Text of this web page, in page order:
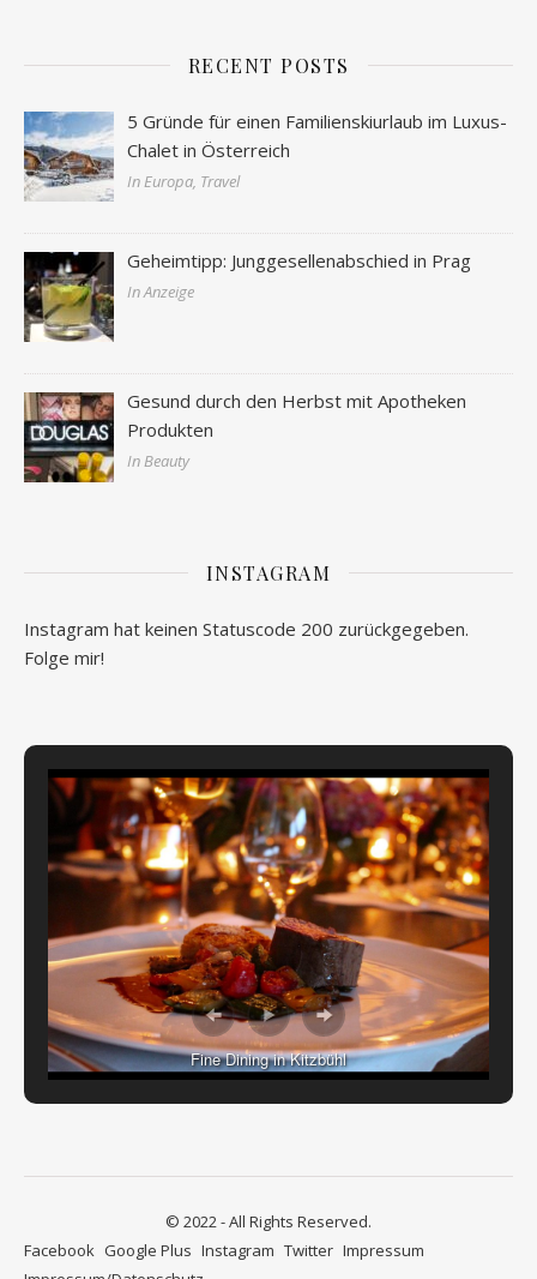
RECENT POSTS
5 Gründe für einen Familienskiurlaub im Luxus-
Chalet in Österreich
In Europa, Travel
Geheimtipp: Junggesellenabschied in Prag
In Anzeige
Gesund durch den Herbst mit Apotheken
Produkten
In Beauty
INSTAGRAM
Instagram hat keinen Statuscode 200 zurückgegeben.
Folge mir!
Fine Dining in Kitzbühl
© 2022 - All Rights Reserved.
Facebook Google Plus Instagram Twitter Impressum